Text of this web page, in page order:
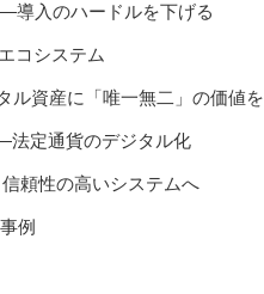
導入のハードルを下げる
コシステム
資産に「唯一無二」の価値を
定通貨のデジタル化
頼性の高いシステムへ
例